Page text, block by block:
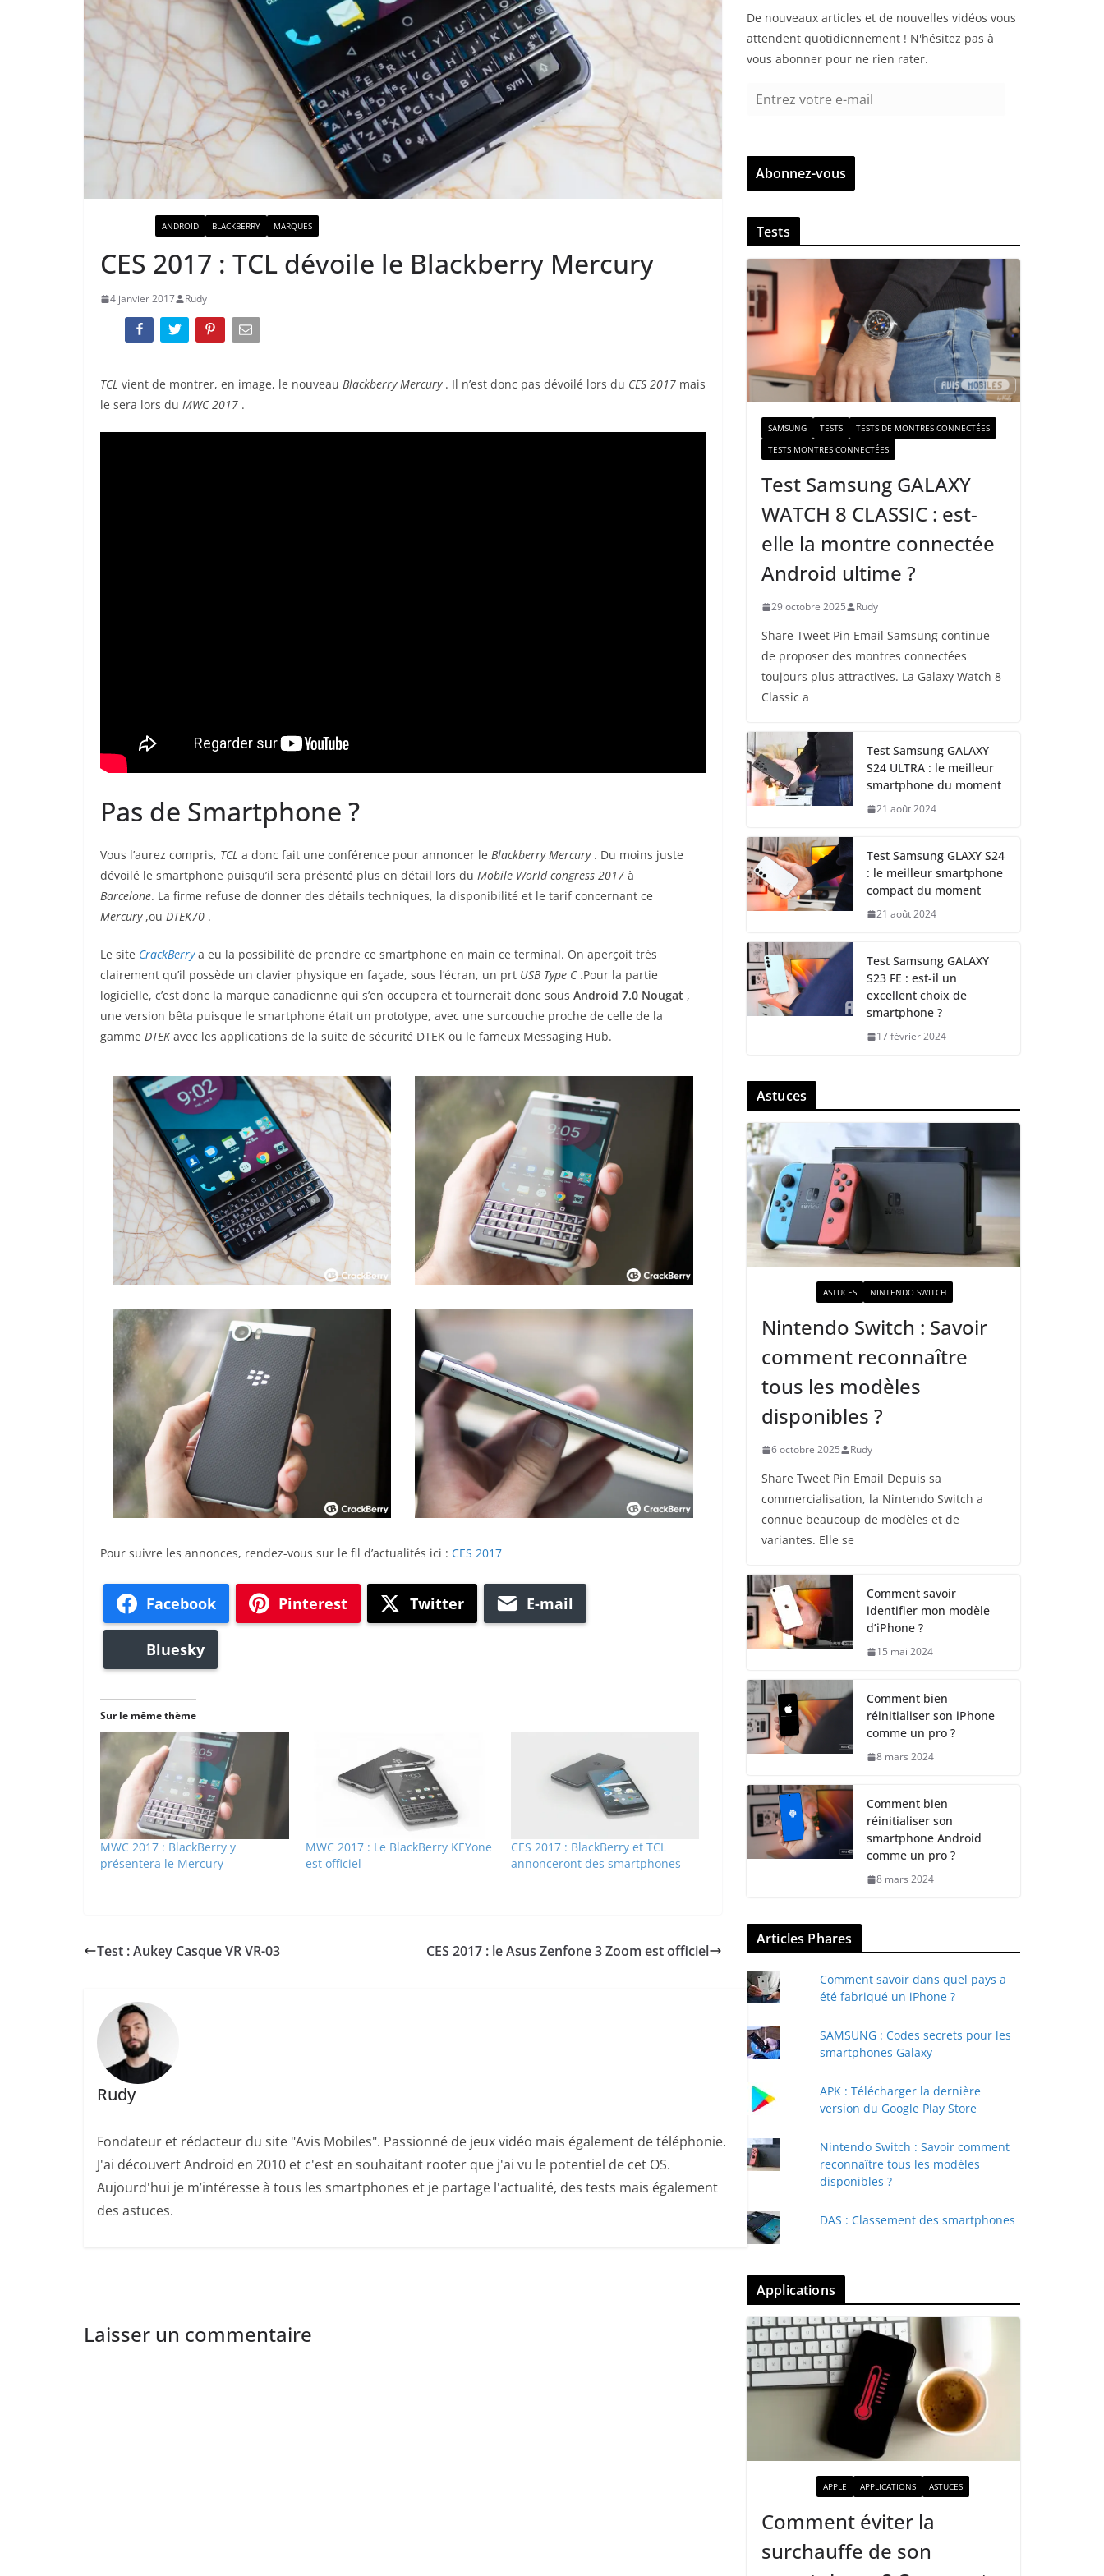
ANDROID BLACKBERRY MARQUES
CES 2017 : TCL dévoile le Blackberry Mercury
4 janvier 2017 Rudy
TCL vient de montrer, en image, le nouveau Blackberry Mercury. Il n’est donc pas dévoilé lors du CES 2017 mais
le sera lors du MWC 2017 .
Pas de Smartphone ?
Vous l’aurez compris, TCL a donc fait une conférence pour annoncer le Blackberry Mercury. Du moins juste
dévoilé le smartphone puisqu’il sera présenté plus en détail lors du Mobile World congress 2017 à
Barcelone. La firme refuse de donner des détails techniques, la disponibilité et le tarif concernant ce
Mercury,ou DTEK70 .
Le site CrackBerrya eu la possibilité de prendre ce smartphone en main ce terminal. On aperçoit très
clairement qu’il possède un clavier physique en façade, sous l’écran, un prt USB Type C.Pour la partie
logicielle, c’est donc la marque canadienne qui s’en occupera et tournerait donc sous Android 7.0 Nougat ,
une version bêta puisque le smartphone était un prototype, avec une surcouche proche de celle de la
gamme DTEKavec les applications de la suite de sécurité DTEK ou le fameux Messaging Hub.
Pour suivre les annonces, rendez-vous sur le fil d’actualités ici : CES 2017
Facebook Pinterest Twitter E-mail
Bluesky
Sur le même thème
MWC 2017 : BlackBerry y
présentera le Mercury
MWC 2017 : Le BlackBerry KEYone
est officiel
CES 2017 : BlackBerry et TCL
annonceront des smartphones
Test : Aukey Casque VR VR-03 CES 2017 : le Asus Zenfone 3 Zoom est officiel
Rudy
Fondateur et rédacteur du site "Avis Mobiles". Passionné de jeux vidéo mais également de téléphonie.
J'ai découvert Android en 2010 et c'est en souhaitant rooter que j'ai vu le potentiel de cet OS.
Aujourd'hui je m’intéresse à tous les smartphones et je partage l'actualité, des tests mais également
des astuces.
Laisser un commentaire
De nouveaux articles et de nouvelles vidéos vous
attendent quotidiennement ! N'hésitez pas à
vous abonner pour ne rien rater.
r
z
v
t
r
e
e
-
a
i
Abonnez-vous
Tests
SAMSUNG TESTS
TESTS DE MONTRES CONNECTÉES
TESTS MONTRES CONNECTÉES
Test Samsung GALAXY
WATCH 8 CLASSIC : est-
elle la montre connectée
Android ultime ?
29 octobre 2025 Rudy
Share Tweet Pin Email Samsung continue
de proposer des montres connectées
toujours plus attractives. La Galaxy Watch 8
Classic a
Test Samsung GALAXY
S24 ULTRA : le meilleur
smartphone du moment
21 août 2024
Test Samsung GLAXY S24
: le meilleur smartphone
compact du moment
21 août 2024
Test Samsung GALAXY
S23 FE : est-il un
excellent choix de
smartphone ?
17 février 2024
Astuces
ASTUCES NINTENDO SWITCH
Nintendo Switch : Savoir
comment reconnaître
tous les modèles
disponibles ?
6 octobre 2025 Rudy
Share Tweet Pin Email Depuis sa
commercialisation, la Nintendo Switch a
connue beaucoup de modèles et de
variantes. Elle se
Comment savoir
identifier mon modèle
d’iPhone ?
15 mai 2024
Comment bien
réinitialiser son iPhone
comme un pro ?
8 mars 2024
Comment bien
réinitialiser son
smartphone Android
comme un pro ?
8 mars 2024
Articles Phares
Comment savoir dans quel pays a
été fabriqué un iPhone ?
SAMSUNG : Codes secrets pour les
smartphones Galaxy
APK : Télécharger la dernière
version du Google Play Store
Nintendo Switch : Savoir comment
reconnaître tous les modèles
disponibles ?
DAS : Classement des smartphones
Applications
APPLE APPLICATIONS ASTUCES
Comment éviter la
surchauffe de son